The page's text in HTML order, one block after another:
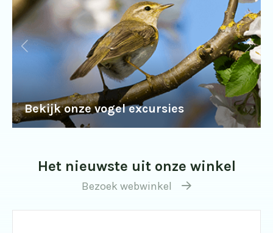
Bekijk onze vogel excursies
Het nieuwste uit onze winkel
Bezoek webwinkel